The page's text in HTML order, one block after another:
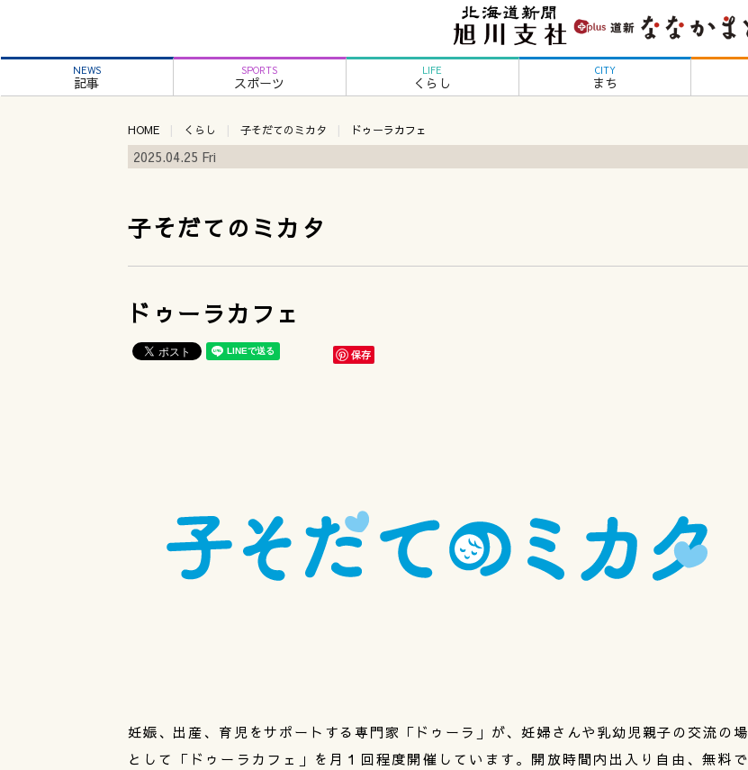
NEWS
記事
SPORTS
スポーツ
LIFE
くらし
CITY
まち
HOME くらし 子そだてのミカタ ドゥーラカフェ
2025.04.25 Fri
子そだてのミカタ
ドゥーラカフェ
保存
妊娠、出産、育児をサポートする専門家「ドゥーラ」が、妊婦さんや乳幼児親子の交流の場
として「ドゥーラカフェ」を月１回程度開催しています。開放時間内出入り自由、無料で